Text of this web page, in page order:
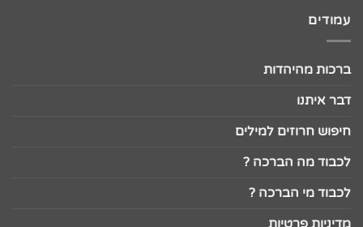
עמודים
ברכות מהיהדות
דבר איתנו
חיפוש חרוזים למילים
לכבוד מה הברכה ?
לכבוד מי הברכה ?
מדיניות פרטיות